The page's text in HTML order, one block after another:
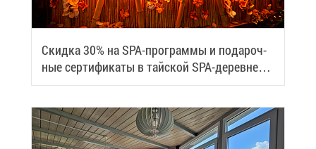
Скид­ка 30% на SPA-про­грам­мы и по­да­роч­
ные сер­ти­фи­ка­ты в тай­ской SPA-де­ревне
Samui